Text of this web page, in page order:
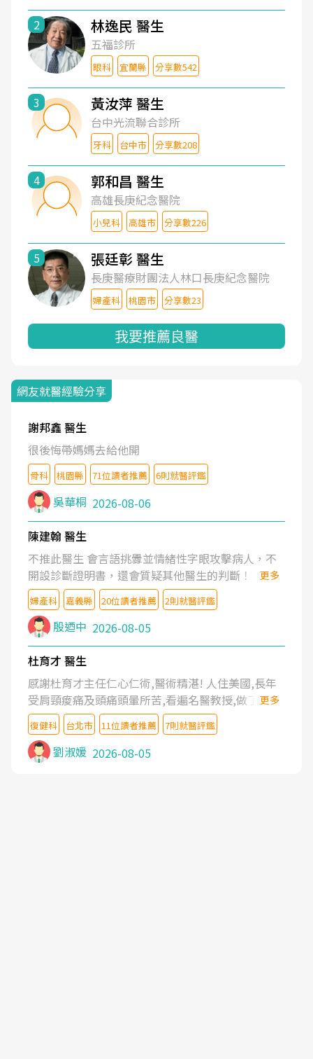
2 林逸民 醫生
五福診所
眼科 宜蘭縣 分享數542
3 黃汝萍 醫生
台中光流聯合診所
牙科 台中市 分享數208
4 郭和昌 醫生
高雄長庚紀念醫院
小兒科 高雄市 分享數226
5 張廷彰 醫生
長庚醫療財團法人林口長庚紀念醫院
婦產科 桃園市 分享數23
我要推薦良醫
網友就醫經驗分享
謝邦鑫 醫生
很後悔帶媽媽去給他開
骨科 桃園縣 71位讀者推薦 6則就醫評鑑
吳華桐 2026-08-06
陳建翰 醫生
不推此醫生 會言語挑釁並情緒性字眼攻擊病人，不
開設診斷證明書，還會質疑其他醫生的判斷！
更多
婦產科 嘉義縣 20位讀者推薦 2則就醫評鑑
殷迺中 2026-08-05
杜育才 醫生
感謝杜育才主任仁心仁術,醫術精湛! 人住美國,長年
受肩頸痠痛及頭痛頭暈所苦,看遍名醫教授,做了各種
檢查,也嘗試過西醫打針,中醫針灸及物理徒手治療都
沒有用,後來連吃到嗎啡類止痛藥都效果有限,只是壓
症狀,沒多久就痛起來,多年失眠嚴重影響生活品質.
台灣親友介紹忠孝醫院杜育才主任是頸頭症候群專
更多
復健科 台北市 11位讀者推薦 7則就醫評鑑
劉淑媛 2026-08-05